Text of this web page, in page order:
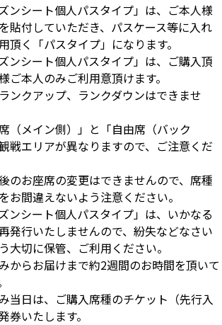
ンシート個人パスタイプ」は、ご本人様
貼付していただき、パスケース等に入れ
く「パスタイプ」になります。
ンシート個人パスタイプ」は、ご購入頂
ご本人のみご利用意頂けます。
ンクアップ、ランクダウンはできませ
（メイン側）」と「自由席（バック
戦エリアが異なりますので、ご注意くだ
のお座席の変更はできませんので、席種
お間違えないよう注意ください。
ンシート個人パスタイプ」は、いかなる
発行いたしませんので、紛失などなさい
大切に保管、ご利用ください。
からお届けまで約2週間のお時間を頂いて
当日は、ご購入席種のチケット（先行入
券いたします。